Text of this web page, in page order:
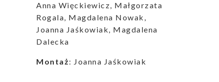
Anna Więckiewicz, Małgorzata
Rogala, Magdalena Nowak,
Joanna Jaśkowiak, Magdalena
Dalecka
Montaż: Joanna Jaśkowiak